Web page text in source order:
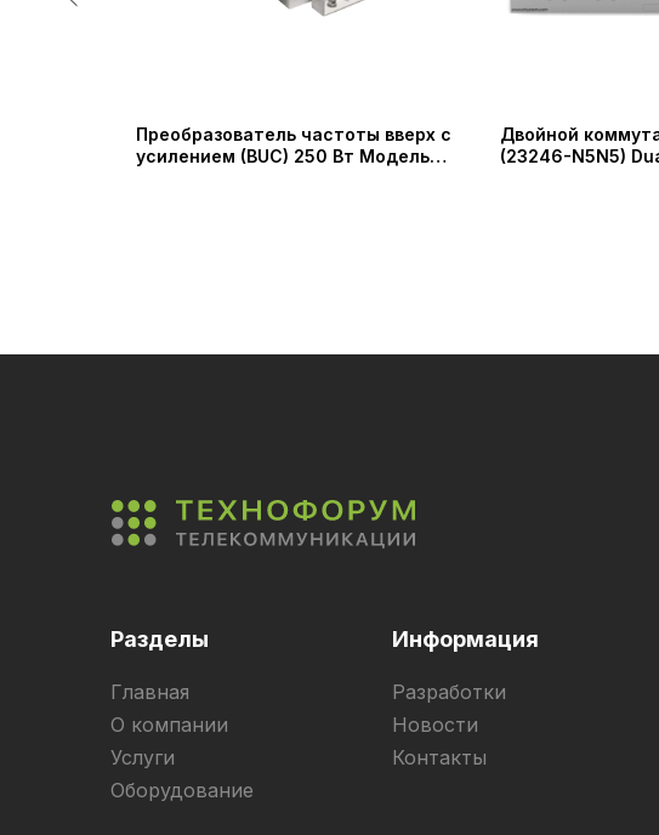
Преобразователь частоты вверх с
усилением (BUC) 250 Вт Модель
Двойной
(23246-N5N5)
Разделы Информация
Главная
О компании
Услуги
Оборудование
Разработки
Новости
Контакты